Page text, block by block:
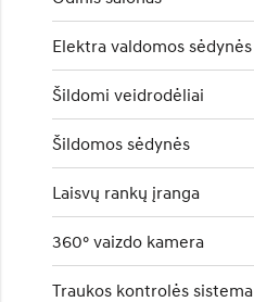
Elektra valdomos sėdynės
Šildomi veidrodėliai
Šildomos sėdynės
Laisvų rankų įranga
360° vaizdo kamera
Traukos kontrolės sistema